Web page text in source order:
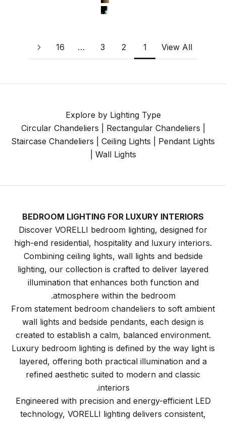
#8 Brushed Brass
#12 Chrome
View All
1
2
3
…
16
Explore by Lighting Type
Circular Chandeliers
Rectangular Chandeliers
Staircase Chandeliers
Ceiling Lights
Pendant Lights
Wall Lights
BEDROOM LIGHTING FOR LUXURY INTERIORS
Discover VORELLI bedroom lighting, designed for
high-end residential, hospitality and luxury interiors.
Combining ceiling lights, wall lights and bedside
lighting, our collection is crafted to deliver layered
illumination that enhances both function and
atmosphere within the bedroom.
From statement bedroom chandeliers to soft ambient
wall lights and bedside pendants, each design is
created to establish a calm, balanced environment.
Luxury bedroom lighting is defined by the way light is
layered, offering both practical illumination and a
refined aesthetic suited to modern and classic
interiors.
Engineered with precision and energy-efficient LED
technology, VORELLI lighting delivers consistent,